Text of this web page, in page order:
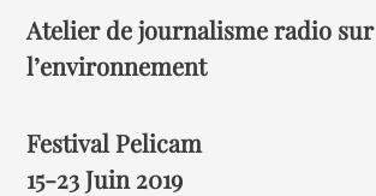
Atelier de journalisme radio sur
l’environnement
Festival Pelicam
15-23 Juin 2019